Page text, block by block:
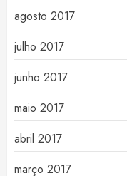
agosto 2017
julho 2017
junho 2017
maio 2017
abril 2017
março 2017